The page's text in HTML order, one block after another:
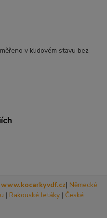
v klidovém stavu bez
www.kocarkyvdf.cz| Německé
| Rakouské letáky | České